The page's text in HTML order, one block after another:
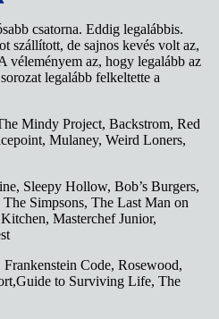
csatorna. Eddig legalábbis.
szállított, de sajnos kevés volt az,
véleményem az, hogy legalább az
legalább felkeltette a
Mindy Project, Backstrom, Red
Mulaney, Weird Loners,
Sleepy Hollow, Bob’s Burgers,
Simpsons, The Last Man on
Masterchef Junior,
Code, Rosewood,
to Surviving Life, The